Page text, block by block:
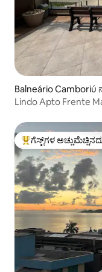
Balneário Camboriú
Lindo Apto Frente
ಗೆಸ್ಟ್‌ಗಳಿಗೆ ಅತಿ ಹೆಚ್ಚು
ಗೆಸ್ಟ್‌ಗಳ